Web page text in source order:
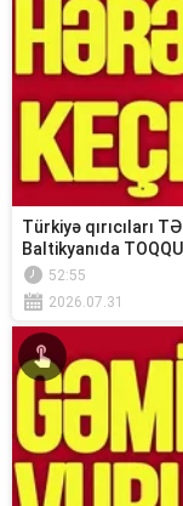
Türkiyə qırıcıları
Baltikyanıda
52:55
2026.07.31